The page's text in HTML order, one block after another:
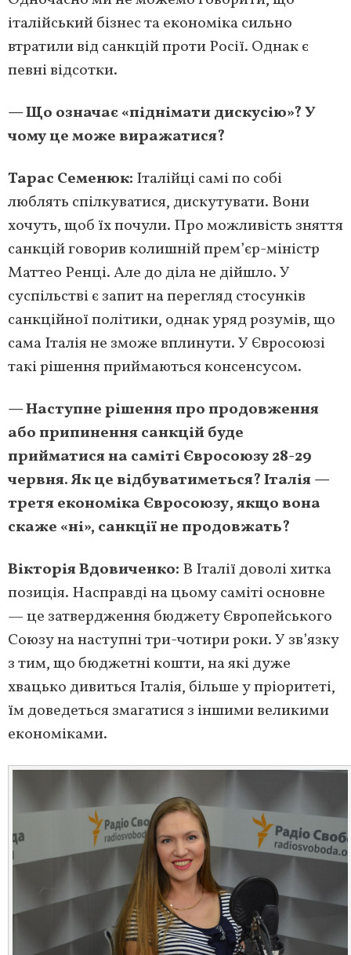
італійський бізнес та економіка сильно
втратили від санкцій проти Росії. Однак є
певні відсотки.
— Що означає «піднімати дискусію»? У
чому це може виражатися?
Тарас Семенюк: Італійці самі по собі
люблять спілкуватися, дискутувати. Вони
хочуть, щоб їх почули. Про можливість зняття
санкцій говорив колишній прем’єр-міністр
Маттео Ренці. Але до діла не дійшло. У
суспільстві є запит на перегляд стосунків
санкційної політики, однак уряд розумів, що
сама Італія не зможе вплинути. У Євросоюзі
такі рішення приймаються консенсусом.
— Наступне рішення про продовження
або припинення санкцій буде
прийматися на саміті Євросоюзу 28-29
червня. Як це відбуватиметься? Італія —
третя економіка Євросоюзу, якщо вона
скаже «ні», санкції не продовжать?
Вікторія Вдовиченко: В Італії доволі хитка
позиція. Насправді на цьому саміті основне
— це затвердження бюджету Європейського
Союзу на наступні три-чотири роки. У зв’язку
з тим, що бюджетні кошти, на які дуже
хвацько дивиться Італія, більше у пріоритеті,
їм доведеться змагатися з іншими великими
економіками.